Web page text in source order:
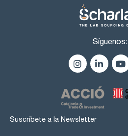
Síguenos:
Suscríbete a la Newsletter